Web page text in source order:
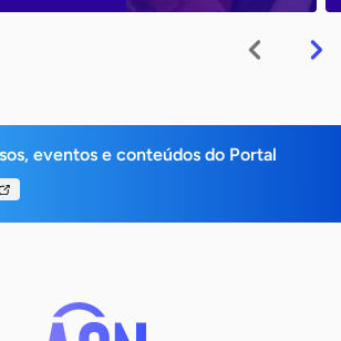
eventos e conteúdos do Portal